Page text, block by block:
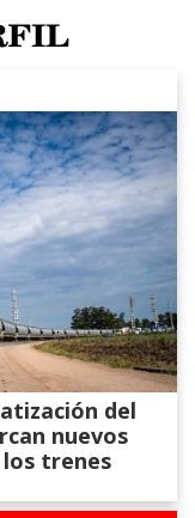
del
nuevos
trenes